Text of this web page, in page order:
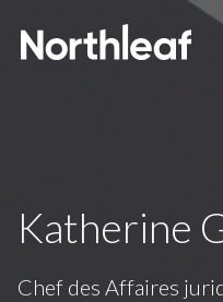
Skip
Katherine
Chef des Affaires